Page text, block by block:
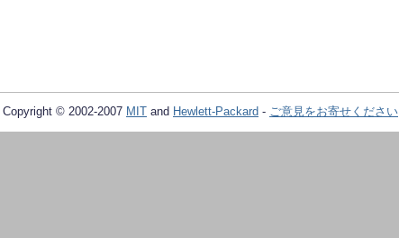
Copyright © 2002-2007 MIT and Hewlett-Packard - ご意見をお寄せください